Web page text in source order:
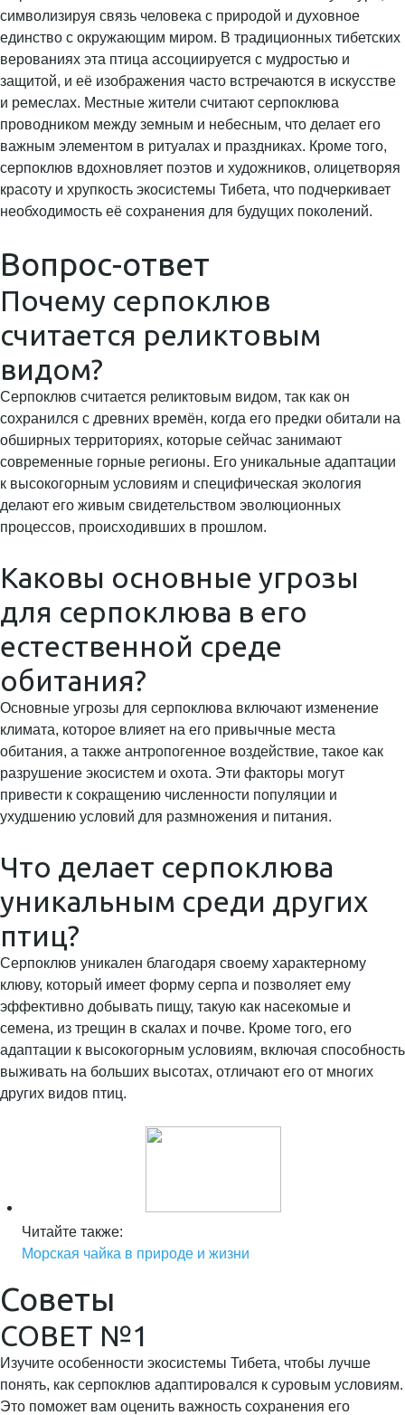
символизируя связь человека с природой и духовное
единство с окружающим миром. В традиционных тибетских
верованиях эта птица ассоциируется с мудростью и
защитой, и её изображения часто встречаются в искусстве
и ремеслах. Местные жители считают серпоклюва
проводником между земным и небесным, что делает его
важным элементом в ритуалах и праздниках. Кроме того,
серпоклюв вдохновляет поэтов и художников, олицетворяя
красоту и хрупкость экосистемы Тибета, что подчеркивает
необходимость её сохранения для будущих поколений.
Вопрос-ответ
Почему серпоклюв
считается реликтовым
видом?
Серпоклюв считается реликтовым видом, так как он
сохранился с древних времён, когда его предки обитали на
обширных территориях, которые сейчас занимают
современные горные регионы. Его уникальные адаптации
к высокогорным условиям и специфическая экология
делают его живым свидетельством эволюционных
процессов, происходивших в прошлом.
Каковы основные угрозы
для серпоклюва в его
естественной среде
обитания?
Основные угрозы для серпоклюва включают изменение
климата, которое влияет на его привычные места
обитания, а также антропогенное воздействие, такое как
разрушение экосистем и охота. Эти факторы могут
привести к сокращению численности популяции и
ухудшению условий для размножения и питания.
Что делает серпоклюва
уникальным среди других
птиц?
Серпоклюв уникален благодаря своему характерному
клюву, который имеет форму серпа и позволяет ему
эффективно добывать пищу, такую как насекомые и
семена, из трещин в скалах и почве. Кроме того, его
адаптации к высокогорным условиям, включая способность
выживать на больших высотах, отличают его от многих
других видов птиц.
Читайте также:
Морская чайка в природе и жизни
Советы
СОВЕТ №1
Изучите особенности экосистемы Тибета, чтобы лучше
понять, как серпоклюв адаптировался к суровым условиям.
Это поможет вам оценить важность сохранения его